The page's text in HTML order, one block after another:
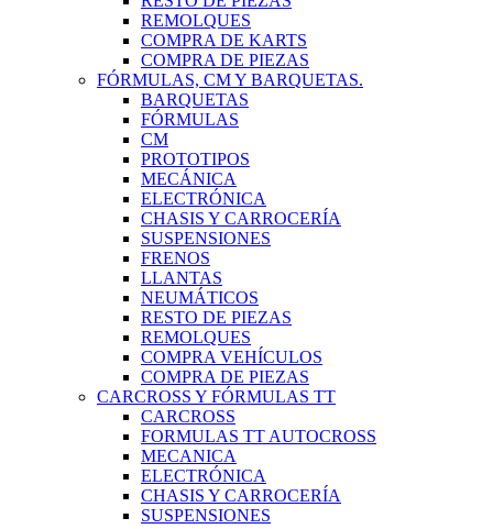
REMOLQUES
COMPRA DE KARTS
COMPRA DE PIEZAS
FÓRMULAS, CM Y BARQUETAS.
BARQUETAS
FÓRMULAS
CM
PROTOTIPOS
MECÁNICA
ELECTRÓNICA
CHASIS Y CARROCERÍA
SUSPENSIONES
FRENOS
LLANTAS
NEUMÁTICOS
RESTO DE PIEZAS
REMOLQUES
COMPRA VEHÍCULOS
COMPRA DE PIEZAS
CARCROSS Y FÓRMULAS TT
CARCROSS
FORMULAS TT AUTOCROSS
MECANICA
ELECTRÓNICA
CHASIS Y CARROCERÍA
SUSPENSIONES